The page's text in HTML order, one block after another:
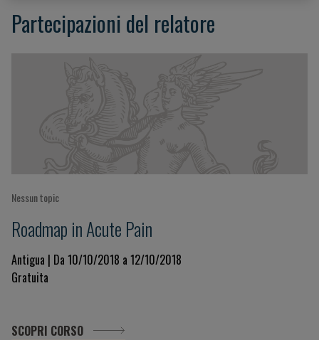
Partecipazioni del relatore
Nessun topic
Roadmap in Acute Pain
Antigua | Da 10/10/2018 a 12/10/2018
Gratuita
SCOPRI CORSO